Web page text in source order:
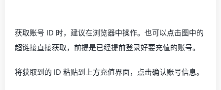
获取账号 ID 时，建议在浏览器中操作。也可以点击图中的
超链接直接获取，前提是已经提前登录好要充值的账号。
将获取到的 ID 粘贴到上方充值界面，点击确认账号信息。